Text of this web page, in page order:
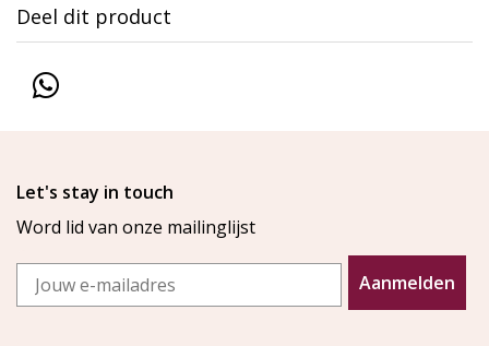
Deel dit product
Let's stay in touch
Word lid van onze mailinglijst
Email
Aanmelden